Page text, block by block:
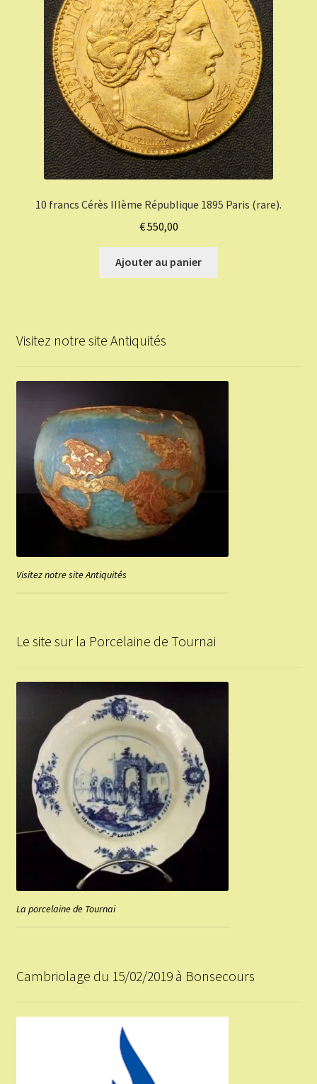
10 francs Cérès IIIème République 1895 Paris (rare).
€550,00
Ajouter au panier
Visitez notre site Antiquités
Visitez notre site Antiquités
Le site sur la Porcelaine de Tournai
La porcelaine de Tournai
Cambriolage du 15/02/2019 à Bonsecours